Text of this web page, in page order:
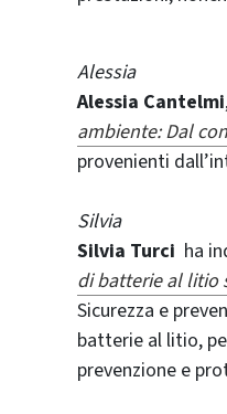
Alessia
Alessia Cantelmi
ambiente: Dal
provenienti
Silvia
Silvia Turci ha
di batterie al litio
Sicurezza e
batterie al litio,
prevenzione e